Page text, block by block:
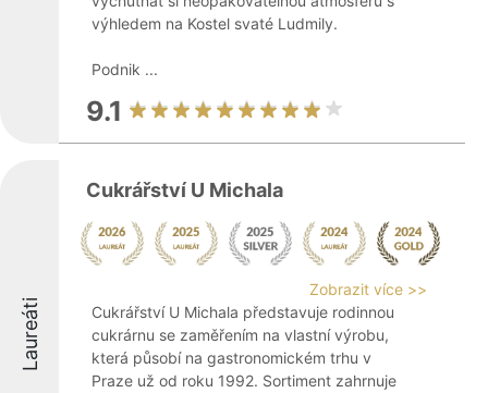
výhledem na Kostel svaté Ludmily.
Podnik ...
9.1
Laureáti
Cukrářství U Michala
Zobrazit více >>
Cukrářství U Michala představuje rodinnou
cukrárnu se zaměřením na vlastní výrobu,
která působí na gastronomickém trhu v
Praze už od roku 1992. Sortiment zahrnuje